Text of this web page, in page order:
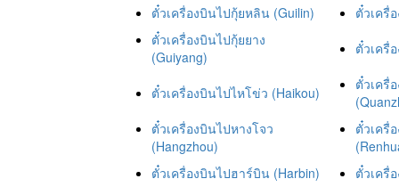
ตั๋วเครื่องบินไปกุ้ยหลิน (Guilin)
ตั๋วเครื่
ตั๋วเครื่องบินไปกุ้ยยาง
(Guiyang)
ตั๋วเครื่
ตั๋วเครื่องบินไปไหโข่ว (Haikou)
ตั๋วเครื่
ตั๋วเครื่องบินไปหางโจว
(Hangzhou)
ตั๋วเครื่
ตั๋วเครื่องบินไปฮาร์บิน (Harbin)
ตั๋วเครื่